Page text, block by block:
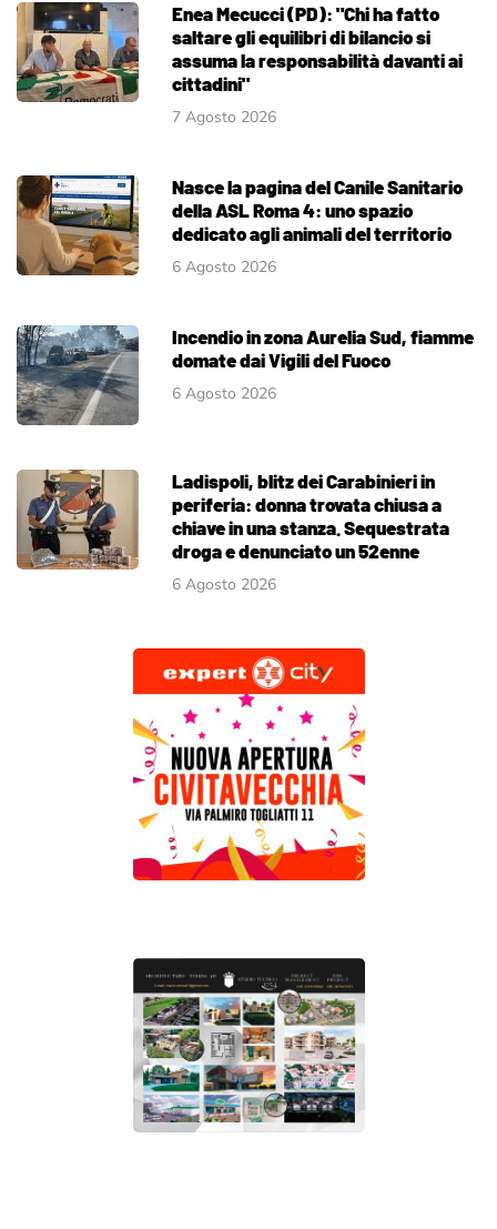
Enea Mecucci (PD): "Chi ha fatto
saltare gli equilibri di bilancio si
assuma la responsabilità davanti ai
cittadini"
7 Agosto 2026
Nasce la pagina del Canile Sanitario
della ASL Roma 4: uno spazio
dedicato agli animali del territorio
6 Agosto 2026
Incendio in zona Aurelia Sud, fiamme
domate dai Vigili del Fuoco
6 Agosto 2026
Ladispoli, blitz dei Carabinieri in
periferia: donna trovata chiusa a
chiave in una stanza. Sequestrata
droga e denunciato un 52enne
6 Agosto 2026